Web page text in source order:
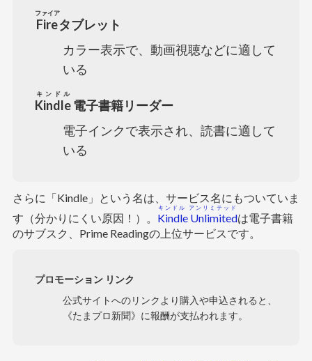
Fire
ファイア
タブレット
カラー表示で、動画視聴などに適して
いる
Kindle
キンドル
電子書籍リーダー
電子インクで表示され、読書に適して
いる
さらに「Kindle」という名は、サービス名にもついていま
す（分かりにくい原因！）。 Kindle Unlimited
キンドル アンリミテッド
は電子書籍
のサブスク、Prime Readingの上位サービスです。
プロモーション リンク
公式サイトへのリンクより購入や申込されると、
《たまプロ新聞》に報酬が支払われます。